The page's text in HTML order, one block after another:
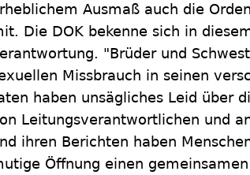
Ausmaß auch die
Die DOK bekenne sich in
"Brüder und
Missbrauch in seinen
haben unsägliches Leid über
Leitungsverantwortlichen und
ihren Berichten haben
Öffnung einen